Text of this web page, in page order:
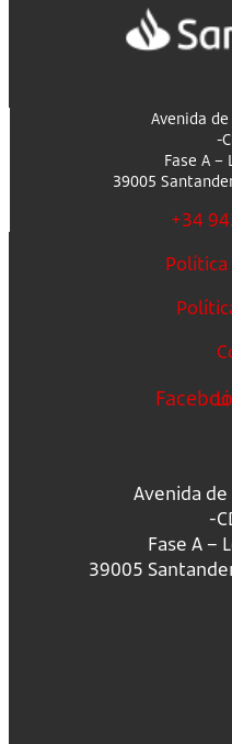
Avenida
-
Fase A –
39005
+34
Avenida
-
Fase A –
39005